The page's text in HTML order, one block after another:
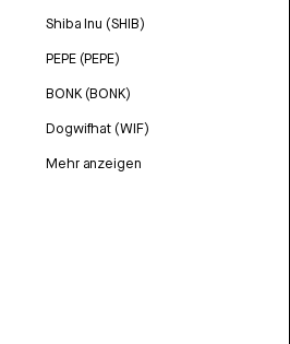
Shiba Inu (SHIB)
PEPE (PEPE)
BONK (BONK)
Dogwifhat (WIF)
Mehr anzeigen